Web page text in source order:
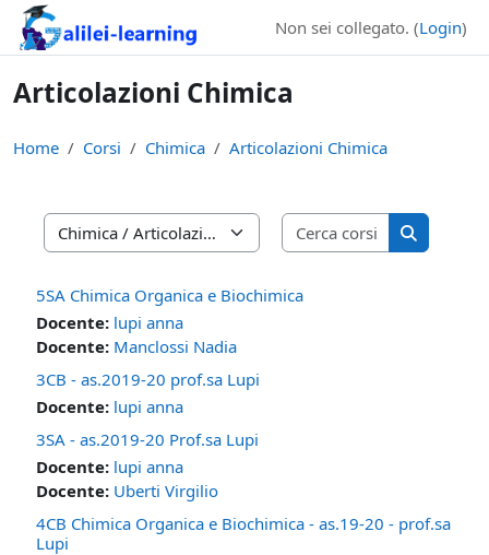
Vai al contenuto principale
Non sei collegato. (Login)
Articolazioni Chimica
Home Corsi Chimica Articolazioni Chimica
Categorie di corso
Cerca corsi
Cerca corsi
5SA Chimica Organica e Biochimica
Docente: lupi anna
Docente: Manclossi Nadia
3CB - as.2019-20 prof.sa Lupi
Docente: lupi anna
3SA - as.2019-20 Prof.sa Lupi
Docente: lupi anna
Docente: Uberti Virgilio
4CB Chimica Organica e Biochimica - as.19-20 - prof.sa
Lupi